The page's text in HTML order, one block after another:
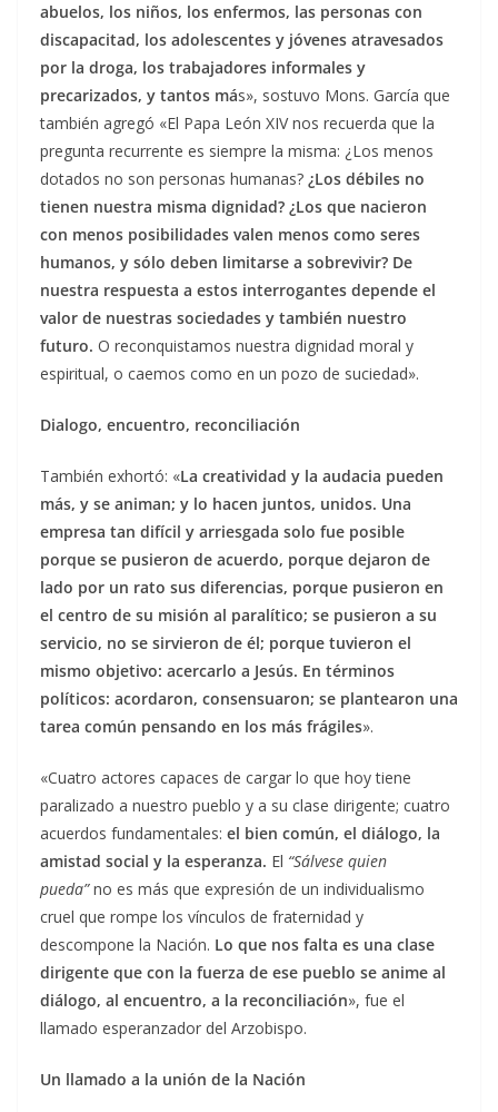
abuelos, los niños, los enfermos, las personas con
discapacitad, los adolescentes y jóvenes atravesados
por la droga, los trabajadores informales y
precarizados, y tantos más», sostuvo Mons. García que
también agregó «El Papa León XIV nos recuerda que la
pregunta recurrente es siempre la misma: ¿Los menos
dotados no son personas humanas? ¿Los débiles no
tienen nuestra misma dignidad? ¿Los que nacieron
con menos posibilidades valen menos como seres
humanos, y sólo deben limitarse a sobrevivir? De
nuestra respuesta a estos interrogantes depende el
valor de nuestras sociedades y también nuestro
futuro. O reconquistamos nuestra dignidad moral y
espiritual, o caemos como en un pozo de suciedad».
Dialogo, encuentro, reconciliación
También exhortó: «La creatividad y la audacia pueden
más, y se animan; y lo hacen juntos, unidos. Una
empresa tan difícil y arriesgada solo fue posible
porque se pusieron de acuerdo, porque dejaron de
lado por un rato sus diferencias, porque pusieron en
el centro de su misión al paralítico; se pusieron a su
servicio, no se sirvieron de él; porque tuvieron el
mismo objetivo: acercarlo a Jesús. En términos
políticos: acordaron, consensuaron; se plantearon una
tarea común pensando en los más frágiles».
«Cuatro actores capaces de cargar lo que hoy tiene
paralizado a nuestro pueblo y a su clase dirigente; cuatro
acuerdos fundamentales: el bien común, el diálogo, la
amistad social y la esperanza. El “Sálvese quien
pueda”no es más que expresión de un individualismo
cruel que rompe los vínculos de fraternidad y
descompone la Nación. Lo que nos falta es una clase
dirigente que con la fuerza de ese pueblo se anime al
diálogo, al encuentro, a la reconciliación», fue el
llamado esperanzador del Arzobispo.
Un llamado a la unión de la Nación